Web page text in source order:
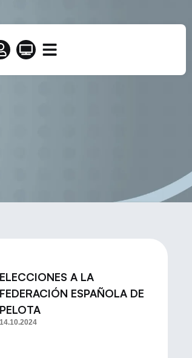
ELECCIONES A LA
FEDERACIÓN ESPAÑOLA DE
PELOTA
14.10.2024